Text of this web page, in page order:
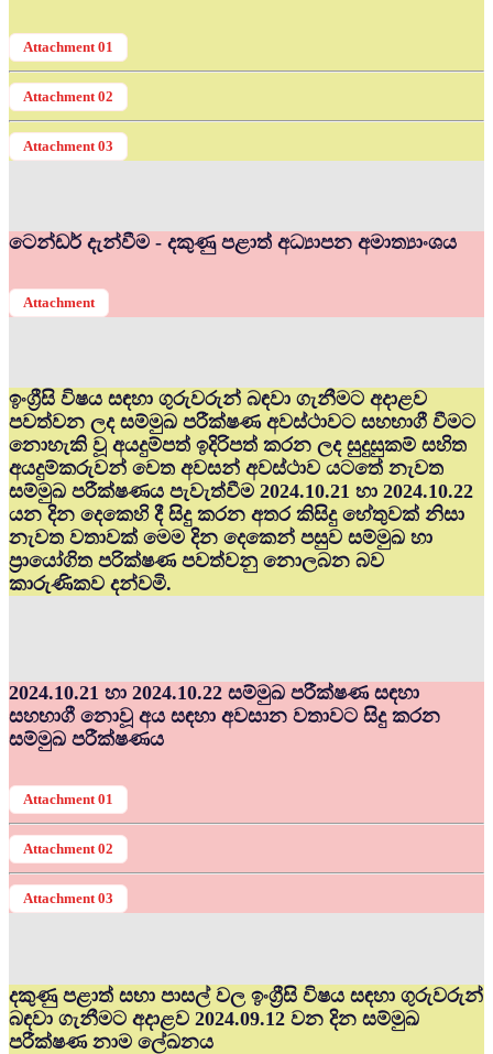
Attachment 01
Attachment 02
Attachment 03
ටෙන්ඩර් දැන්වීම - දකුණු පළාත් අධ්‍යාපන අමාත්‍යාංශය
Attachment
ඉංග්‍රීසි විෂය සඳහා ගුරුවරුන් බඳවා ගැනීමට අදාළව
පවත්වන ලද සම්මුඛ පරීක්ෂණ අවස්ථාවට සහභාගී වීමට
නොහැකි වූ අයදුම්පත් ඉදිරිපත් කරන ලද සුදුසුකම් සහිත
අයදුම්කරුවන් වෙත අවසන් අවස්ථාව යටතේ නැවත
සම්මුඛ පරීක්ෂණය පැවැත්වීම 2024.10.21 හා 2024.10.22
යන දින දෙකෙහි දී සිදු කරන අතර කිසිදු හේතුවක් නිසා
නැවත වතාවක් මෙම දින දෙකෙන් පසුව සම්මුඛ හා
ප්‍රායෝගිත පරික්ෂණ පවත්වනු නොලබන බව
කාරුණිකව දන්වමි.
2024.10.21 හා 2024.10.22 සම්මුඛ පරීක්ෂණ සඳහා
සහභාගී නොවූ අය සඳහා අවසාන වතාවට සිදු කරන
සම්මුඛ පරීක්ෂණය
Attachment 01
Attachment 02
Attachment 03
දකුණු පළාත් සභා පාසල් වල ඉංග්‍රීසි විෂය සඳහා ගුරුවරුන්
බඳවා ගැනීමට අදාළව 2024.09.12 වන දින සම්මුඛ
පරීක්ෂණ නාම ලේඛනය